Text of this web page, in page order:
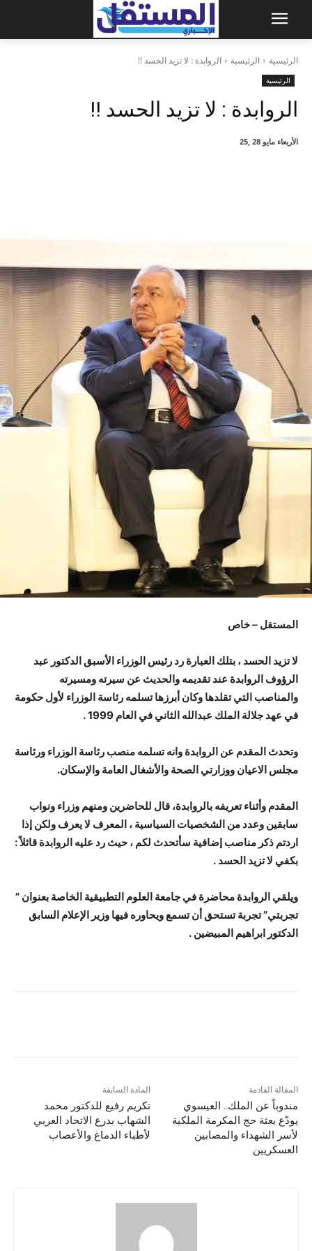
الرئيسية الرئيسية الروابدة : لا تزيد الحسد !!
الرئيسية
الروابدة : لا تزيد الحسد !!
الأربعاء مايو 28 ,25
المستقل – خاص
لا تزيد الحسد ، بتلك العبارة رد رئيس الوزراء الأسبق الدكتور عبد
الرؤوف الروابدة عند تقديمه والحديث عن سيرته ومسيرته
والمناصب التي تقلدها وكان أبرزها تسلمه رئاسة الوزراء لأول حكومة
في عهد جلالة الملك عبدالله الثاني في العام 1999 .
وتحدث المقدم عن الروابدة وانه تسلمه منصب رئاسة الوزراء ورئاسة
مجلس الاعيان ووزارتي الصحة والأشغال العامة والإسكان.
المقدم وأثناء تعريفه بالروابدة، قال للحاضرين ومنهم وزراء ونواب
سابقين وعدد من الشخصيات السياسية ، المعرف لا يعرف ولكن إذا
اردتم ذكر مناصب إضافية سأتحدث لكم ، حيث رد عليه الروابدة قائلاً :
بكفي لا تزيد الحسد .
ويلقي الروابدة محاضرة في جامعة العلوم التطبيقية الخاصة بعنوان ”
تجربتي” تجربة تستحق أن تسمع ويحاوره فيها وزير الإعلام السابق
الدكتور ابراهيم المبيضين .
المادة السابقة
تكريم رفيع للدكتور محمد
الشهاب بدرع الاتحاد العربي
لأطباء الدماغ والأعصاب
المقالة القادمة
مندوباً عن الملك.. العيسوي
يودّع بعثة حج المكرمة الملكية
لأسر الشهداء والمصابين
العسكريين